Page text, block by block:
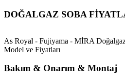
DOĞALGAZ SOBA
As Royal - Fujiyama - MİRA Doğalgaz
Model ve Fiyatları
Bakım & Onarım & Montaj